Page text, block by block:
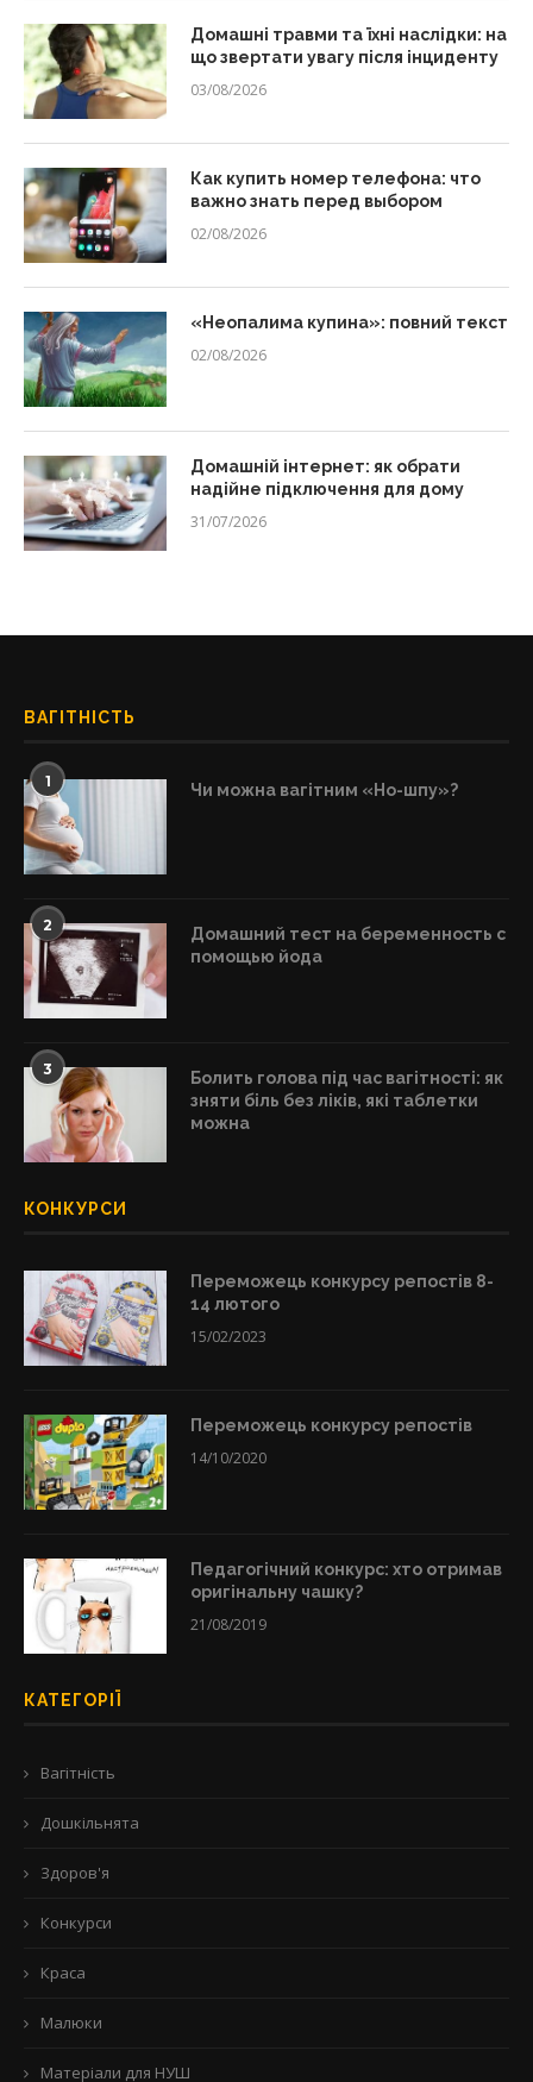
Домашні травми та їхні наслідки: на
що звертати увагу після інциденту
03/08/2026
Как купить номер телефона: что
важно знать перед выбором
02/08/2026
«Неопалима купина»: повний текст
02/08/2026
Домашній інтернет: як обрати
надійне підключення для дому
31/07/2026
ВАГІТНІСТЬ
1 Чи можна вагітним «Но-шпу»?
2
Домашний тест на беременность с
помощью йода
3
Болить голова під час вагітності: як
зняти біль без ліків, які таблетки
можна
КОНКУРСИ
Переможець конкурсу репостів 8-
14 лютого
15/02/2023
Переможець конкурсу репостів
14/10/2020
Педагогічний конкурс: хто отримав
оригінальну чашку?
21/08/2019
КАТЕГОРІЇ
Вагітність
Дошкільнята
Здоров'я
Конкурси
Краса
Малюки
Матеріали для НУШ